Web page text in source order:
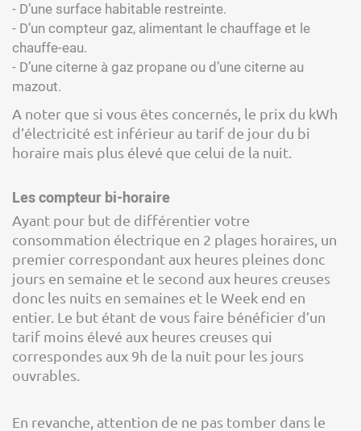
- D’une surface habitable restreinte.
- D’un compteur gaz, alimentant le chauffage et le
chauffe-eau.
- D’une citerne à gaz propane ou d’une citerne au
mazout.
A noter que si vous êtes concernés, le prix du kWh
d’électricité est inférieur au tarif de jour du bi
horaire mais plus élevé que celui de la nuit.
Les compteur bi-horaire
Ayant pour but de différentier votre
consommation électrique en 2 plages horaires, un
premier correspondant aux heures pleines donc
jours en semaine et le second aux heures creuses
donc les nuits en semaines et le Week end en
entier. Le but étant de vous faire bénéficier d’un
tarif moins élevé aux heures creuses qui
correspondes aux 9h de la nuit pour les jours
ouvrables.
En revanche, attention de ne pas tomber dans le